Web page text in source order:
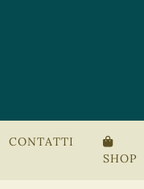
CONTATTI
SHOP